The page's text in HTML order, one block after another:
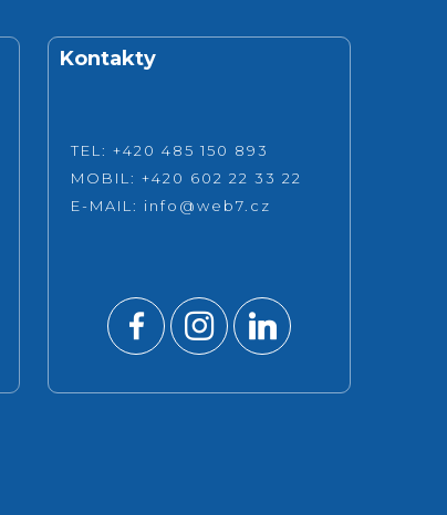
Kontakty
TEL: +420 485 150 893
MOBIL: +420 602 22 33 22
E-MAIL: info@web7.cz